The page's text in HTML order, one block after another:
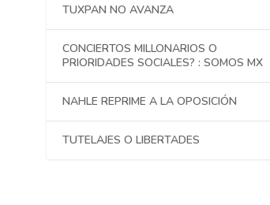
TUXPAN NO AVANZA
CONCIERTOS MILLONARIOS O
PRIORIDADES SOCIALES? : SOMOS MX
NAHLE REPRIME A LA OPOSICIÓN
TUTELAJES O LIBERTADES